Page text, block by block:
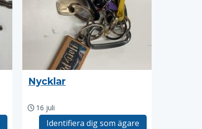
Nycklar
16 juli
Identifiera dig som ägare